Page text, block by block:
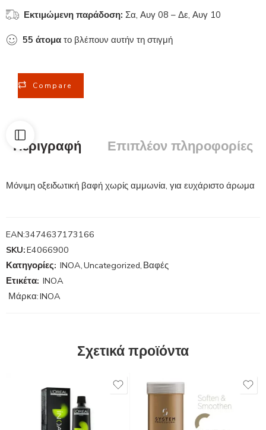
Εκτιμώμενη παράδοση: Σα, Αυγ 08 – Δε, Αυγ 10
55 άτομα το βλέπουν αυτήν τη στιγμή
Compare
Περιγραφή Επιπλέον πληροφορίες
Μόνιμη οξειδωτική βαφή χωρίς αμμωνία, για ευχάριστο άρωμα
EAN:3474637173166
SKU:E4066900
Κατηγορίες: INOA,Uncategorized, Βαφές
Ετικέτα: INOA
Μάρκα:INOA
Σχετικά προϊόντα